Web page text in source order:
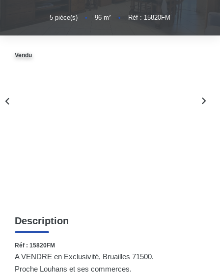
NOS AGENCES
5 pièce(s) • 96 m² • Réf : 15820FM
Vendu
Description
Réf : 15820FM
A VENDRE en Exclusivité, Bruailles 71500.
Proche Louhans et ses commerces.